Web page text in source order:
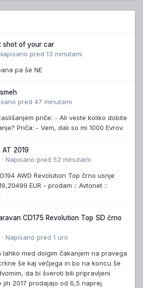
shot of your car
pred 13 minutami
pa še NE
pred 47 minutami
priče: - Ali veste koliko dobite
Priča: - Vem, dali so mi 1000 Evrov.
AT 2019
· Napisano pred 52 minutami
AWD Revolution Top črno usnje
EUR - prodam :: Avtonet ::
CD175 Revolution Top SD črno
· Napisano pred 1 uro
lahko med dolgim čakanjem na pravega
še kaj večjega in bo na koncu še
da bi šveroti bili pripravljeni
jih 2017 prodajajo od 6,5 naprej.